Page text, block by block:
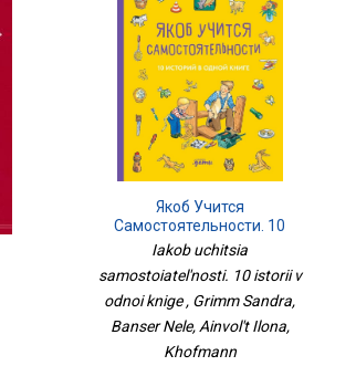
Якоб Учится
Самостоятельности. 10
Историй В Одной Книге
Iakob uchitsia
samostoiatel'nosti. 10 istorii v
odnoi knige , Grimm Sandra,
Banser Nele, Ainvol't Ilona,
Khofmann